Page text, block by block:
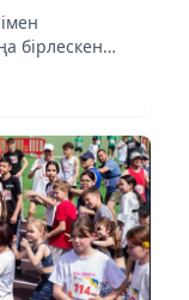
бірлескен